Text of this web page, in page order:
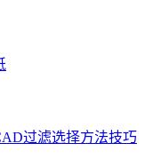
过滤选择方法技巧